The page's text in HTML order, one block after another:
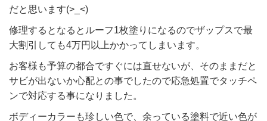
だと思います(>_<)
修理するとなるとルーフ1枚塗りになるのでザップスで最
大割引しても4万円以上かかってしまいます。
お客様も予算の都合ですぐには直せないが、そのままだと
サビが出ないか心配との事でしたので応急処置でタッチペ
ンで対応する事になりました。
ボディーカラーも珍しい色で、余っている塗料で近い色が